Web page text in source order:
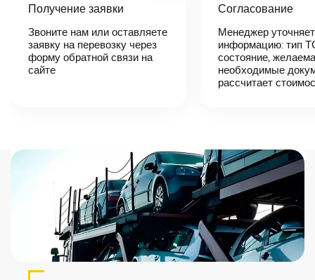
менеджер-
свяжется с
вами,
согласует
детали
автоперевозки,
Получение заявки
Звоните нам или оставляете
заявку на перевозку через
форму обратной связи на
сайте
Согласование
Менеджер уточняет
информацию: тип
состояние,
необходимые
рассчитает